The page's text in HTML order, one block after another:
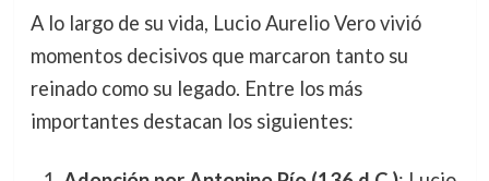
A lo largo de su vida, Lucio Aurelio Vero vivió
momentos decisivos que marcaron tanto su
reinado como su legado. Entre los más
importantes destacan los siguientes: